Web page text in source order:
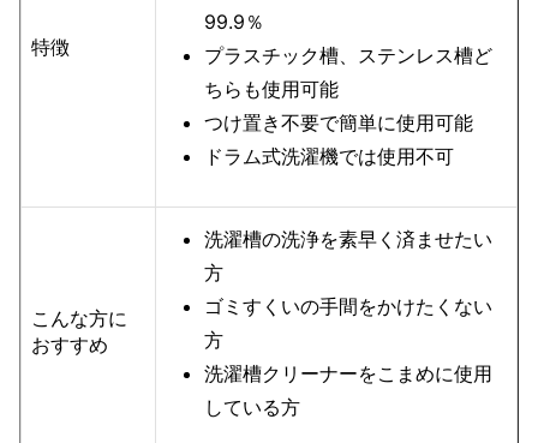
特徴
99.9％
プラスチック槽、ステンレス槽ど
ちらも使用可能
つけ置き不要で簡単に使用可能
ドラム式洗濯機では使用不可
こんな方に
おすすめ
洗濯槽の洗浄を素早く済ませたい
方
ゴミすくいの手間をかけたくない
方
洗濯槽クリーナーをこまめに使用
している方